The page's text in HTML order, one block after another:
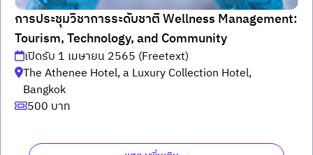
การประชุมวิชาการระดับชาติ Wellness Management:
Tourism, Technology, and Community
เปิดรับ 1 เมษายน 2565 (Freetext)
The Athenee Hotel, a Luxury Collection Hotel,
Bangkok
500 บาท